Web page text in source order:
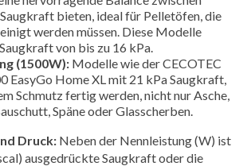
bieten, ideal für Pelletöfen, die
werden müssen. Diese Modelle
von bis zu 16 kPa.
(1500W): Modelle wie der CECOTEC
EasyGo Home XL mit 21 kPa Saugkraft,
Schmutz fertig werden, nicht nur Asche,
Späne oder Glasscherben.
Druck: Neben der Nennleistung (W) ist
ausgedrückte Saugkraft oder die